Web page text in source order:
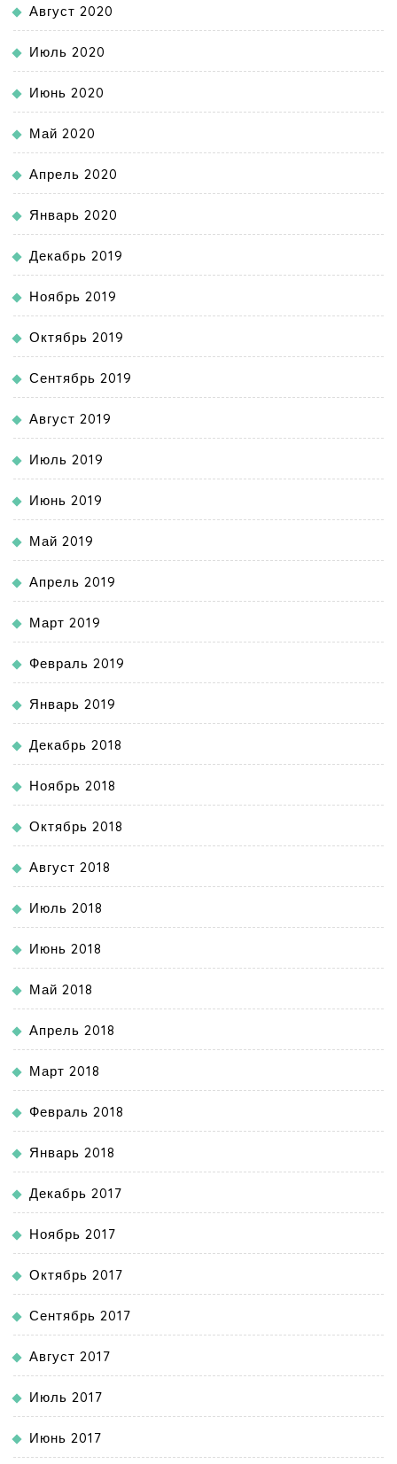
Август 2020
Июль 2020
Июнь 2020
Май 2020
Апрель 2020
Январь 2020
Декабрь 2019
Ноябрь 2019
Октябрь 2019
Сентябрь 2019
Август 2019
Июль 2019
Июнь 2019
Май 2019
Апрель 2019
Март 2019
Февраль 2019
Январь 2019
Декабрь 2018
Ноябрь 2018
Октябрь 2018
Август 2018
Июль 2018
Июнь 2018
Май 2018
Апрель 2018
Март 2018
Февраль 2018
Январь 2018
Декабрь 2017
Ноябрь 2017
Октябрь 2017
Сентябрь 2017
Август 2017
Июль 2017
Июнь 2017